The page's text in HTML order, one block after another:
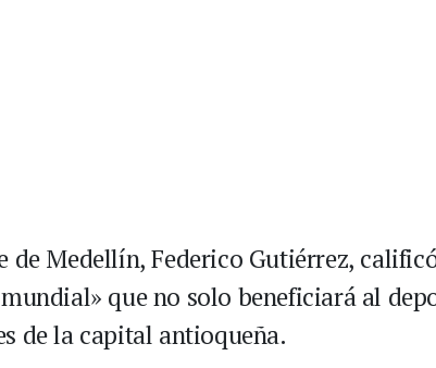
de Medellín, Federico Gutiérrez,
que no solo beneficiará al
de la capital antioqueña.